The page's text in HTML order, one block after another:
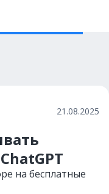
21.08.2025
на бесплатные